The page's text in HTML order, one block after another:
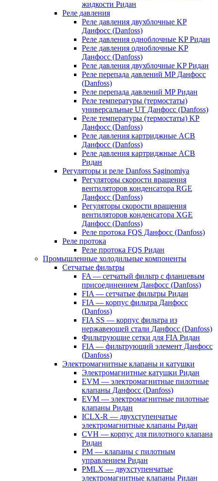
жидкости Ридан
Реле давления
Реле давления двухблочные KP
Данфосс (Danfoss)
Реле давления одноблочные KP Ридан
Реле давления одноблочные KP
Данфосс (Danfoss)
Реле давления двухблочные KP Ридан
Реле перепада давлений MP Данфосс
(Danfoss)
Реле перепада давлений MP Ридан
Реле температуры (термостаты)
универсальные UT Данфосс (Danfoss)
Реле температуры (термостаты) KP
Данфосс (Danfoss)
Реле давления картриджные ACB
Данфосс (Danfoss)
Реле давления картриджные ACB
Ридан
Регуляторы и реле Danfoss Saginomiya
Регуляторы скорости вращения
вентиляторов конденсатора RGE
Данфосс (Danfoss)
Регуляторы скорости вращения
вентиляторов конденсатора XGE
Данфосс (Danfoss)
Реле протока FQS Данфосс (Danfoss)
Реле протока
Реле протока FQS Ридан
Промышленные холодильные компоненты
Сетчатые фильтры
FA — сетчатый фильтр с фланцевым
присоединением Данфосс (Danfoss)
FIA — сетчатые фильтры Ридан
FIA — корпус фильтра Данфосс
(Danfoss)
FIA SS — корпус фильтра из
нержавеющей стали Данфосс (Danfoss)
Фильтрующие сетки для FIA Ридан
FIA — фильтрующий элемент Данфосс
(Danfoss)
Электромагнитные клапаны и катушки
Электромагнитные катушки Ридан
EVM — электромагнитные пилотные
клапаны Данфосс (Danfoss)
EVM — электромагнитные пилотные
клапаны Ридан
ICLX-R — двухступенчатые
электромагнитные клапаны Ридан
CVH — корпус для пилотного клапана
Ридан
PM — клапаны с пилотным
управлением Ридан
PMLX — двухступенчатые
электромагнитные клапаны Ридан